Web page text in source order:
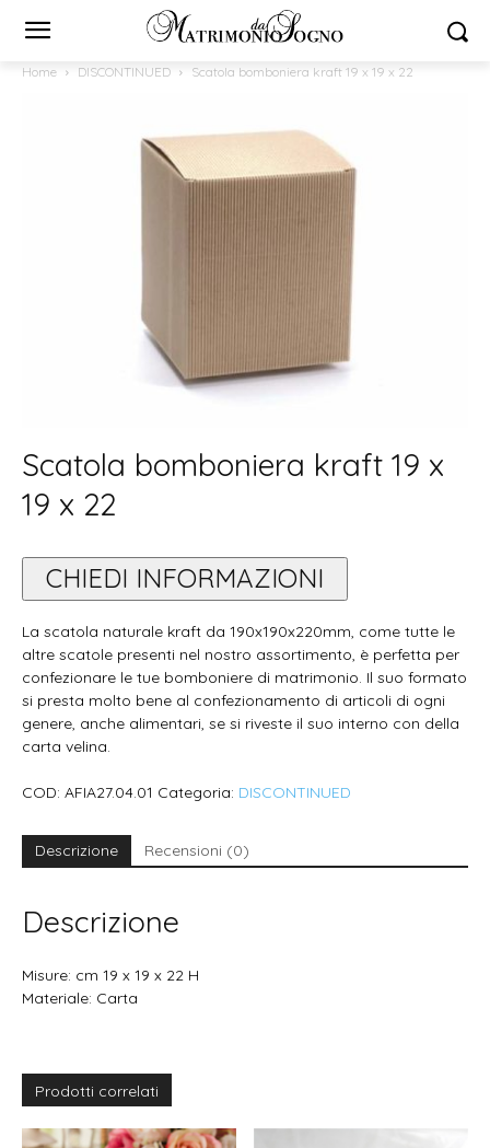
Home DISCONTINUED Scatola bomboniera kraft 19 x 19 x 22
Scatola bomboniera kraft 19 x
19 x 22
CHIEDI INFORMAZIONI
La scatola naturale kraft da 190x190x220mm, come tutte le
altre scatole presenti nel nostro assortimento, è perfetta per
confezionare le tue bomboniere di matrimonio. Il suo formato
si presta molto bene al confezionamento di articoli di ogni
genere, anche alimentari, se si riveste il suo interno con della
carta velina.
COD: AFIA27.04.01 Categoria: DISCONTINUED
Descrizione Recensioni (0)
Descrizione
Misure: cm 19 x 19 x 22 H
Materiale: Carta
Prodotti correlati